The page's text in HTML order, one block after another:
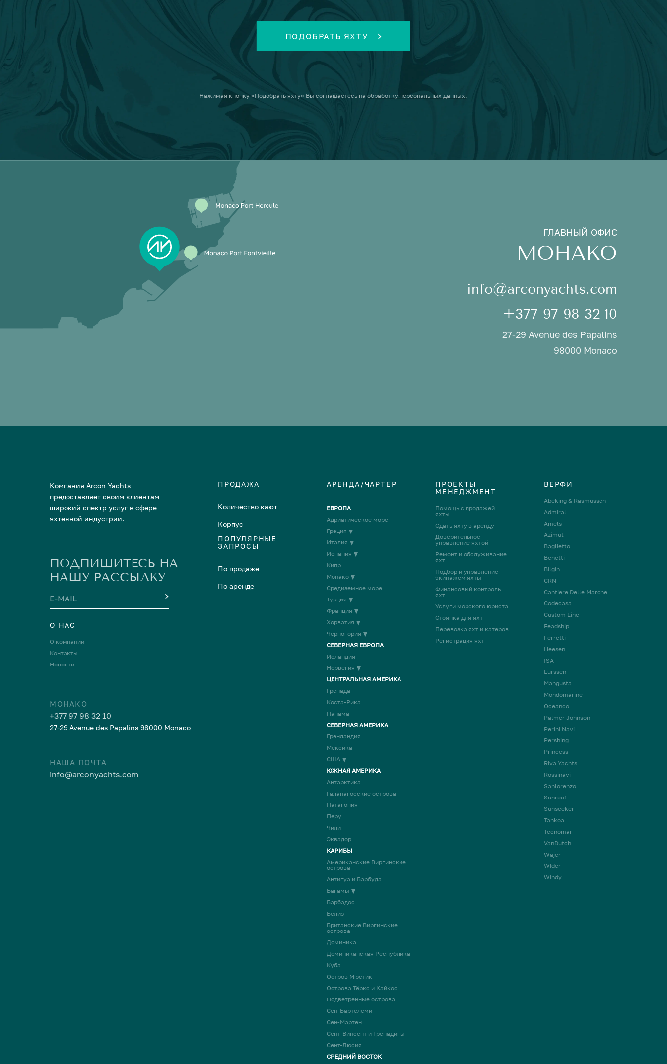
ПОДОБРАТЬ ЯХТУ
Нажимая кнопку«Подобрать яхту» Вы соглашаетесь наобработку персональных данных.
ГЛАВНЫЙ ОФИС
МОНАКО
info@arconyachts.com
+377 97 98 32 10
27-29 Avenue des Papalins
98000 Monaco
Компания Arcon Yachts
предоставляет своим клиентам
широкий спектр услуг в сфере
яхтенной индустрии.
ПОДПИШИТЕСЬ НА
НАШУ РАССЫЛКУ
E-MAIL
О НАС
О компании
Контакты
Новости
МОНАКО
+377 97 98 32 10
27-29 Avenue des Papalins 98000 Monaco
НАША ПОЧТА
info@arconyachts.com
ПРОДАЖА
Количество кают
Корпус
ПОПУЛЯРНЫЕ
ЗАПРОСЫ
По продаже
По аренде
АРЕНДА/ЧАРТЕР
ЕВРОПА
Адриатическое море
Греция
Италия
Испания
Кипр
Монако
Средиземное море
Турция
Франция
Хорватия
Черногория
СЕВЕРНАЯ ЕВРОПА
Исландия
Норвегия
ЦЕНТРАЛЬНАЯ АМЕРИКА
Гренада
Коста-Рика
Панама
СЕВЕРНАЯ АМЕРИКА
Гренландия
Мексика
США
ЮЖНАЯ АМЕРИКА
Антарктика
Галапагосские острова
Патагония
Перу
Чили
Эквадор
КАРИБЫ
Американские Виргинские
острова
Антигуа и Барбуда
Багамы
Барбадос
Белиз
Британские Виргинские
острова
Доминика
Доминиканская Республика
Куба
Остров Мюстик
Острова Тёркс и Кайкос
Подветренные острова
Сен-Бартелеми
Сен-Мартен
Сент-Винсент и Гренадины
Сент-Люсия
СРЕДНИЙ ВОСТОК
ПРОЕКТЫ
МЕНЕДЖМЕНТ
Помощь с продажей
яхты
Сдать яхту в аренду
Доверительное
управление яхтой
Ремонт и обслуживание
яхт
Подбор и управление
экипажем яхты
Финансовый контроль
яхт
Услуги морского юриста
Стоянка для яхт
Перевозка яхт и катеров
Регистрация яхт
ВЕРФИ
Abeking & Rasmussen
Admiral
Amels
Azimut
Baglietto
Benetti
Bilgin
CRN
Cantiere Delle Marche
Codecasa
Custom Line
Feadship
Ferretti
Heesen
ISA
Lurssen
Mangusta
Mondomarine
Oceanco
Palmer Johnson
Perini Navi
Pershing
Princess
Riva Yachts
Rossinavi
Sanlorenzo
Sunreef
Sunseeker
Tankoa
Tecnomar
VanDutch
Wajer
Wider
Windy